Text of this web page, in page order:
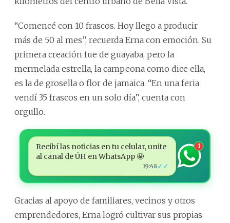
“Comencé con 10 frascos. Hoy llego a producir
más de 50 al mes”, recuerda Erna con emoción. Su
primera creación fue de guayaba, pero la
mermelada estrella, la campeona como dice ella,
es la de grosella o flor de jamaica. “En una feria
vendí 35 frascos en un solo día”, cuenta con
orgullo.
Recibí las noticias en tu celular, unite
al canal de ÚH en WhatsApp 🤩
19:48✓✓
1
Gracias al apoyo de familiares, vecinos y otros
emprendedores, Erna logró cultivar sus propias